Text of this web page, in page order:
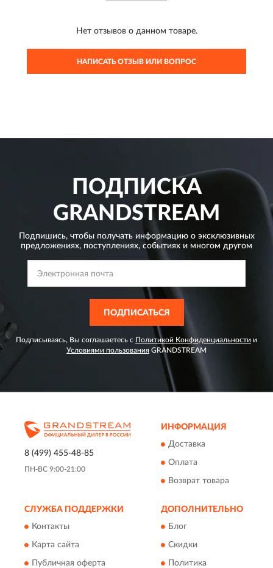
Нет отзывов о данном товаре.
НАПИСАТЬ ОТЗЫВ ИЛИ ВОПРОС
ПОДПИСКА
GRANDSTREAM
Подпишись, чтобы получать информацию о эксклюзивных
предложениях, поступлениях, событиях и многом другом
ПОДПИСАТЬСЯ
Подписываясь, Вы соглашаетесь с Политикой Конфиденциальности и
Условиями пользования GRANDSTREAM
8 (499) 455-48-85
ПН-ВС 9:00-21:00
ИНФОРМАЦИЯ
Доставка
Оплата
Возврат товара
СЛУЖБА ПОДДЕРЖКИ
Контакты
Карта сайта
Публичная оферта
ДОПОЛНИТЕЛЬНО
Блог
Скидки
Политика